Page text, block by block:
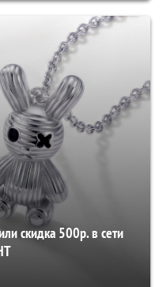
скидка 500р. в сети